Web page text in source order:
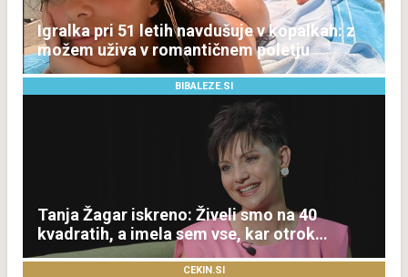
Igralka pri 51 letih navdušuje v kopalkah: z
možem uživa v romantičnem poletju
BIBALEZE.SI
Tanja Žagar iskreno: Živeli smo na 40
kvadratih, a imela sem vse, kar otrok
potrebuje
CEKIN.SI